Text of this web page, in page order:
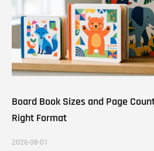
Board Book Sizes and Page
Right Format
2026-08-01